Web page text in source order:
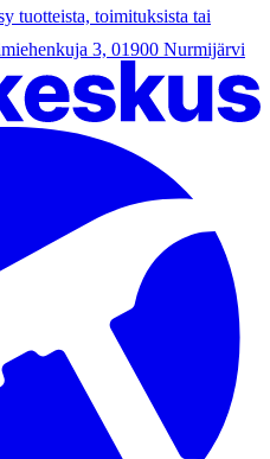
tuotteista, toimituksista tai
3, 01900 Nurmijärvi